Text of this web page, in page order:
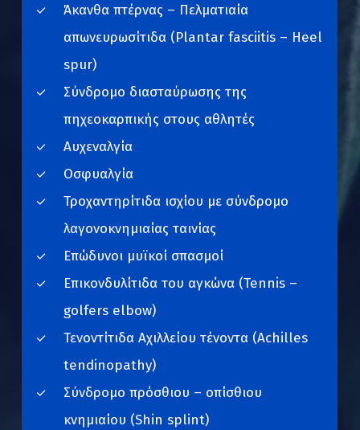
Άκανθα πτέρνας – Πελματιαία
απωνευρωσίτιδα (Plantar fasciitis – Heel
spur)
Σύνδρομο διασταύρωσης της
πηχεοκαρπικής στους αθλητές
Αυχεναλγία
Οσφυαλγία
Τροχαντηρίτιδα ισχίου με σύνδρομο
λαγονοκνημιαίας ταινίας
Επώδυνοι μυϊκοί σπασμοί
Επικονδυλίτιδα του αγκώνα (Tennis –
golfers elbow)
Τενοντίτιδα Αχιλλείου τένοντα (Achilles
tendinopathy)
Σύνδρομο πρόσθιου – οπίσθιου
κνημιαίου (Shin splint)